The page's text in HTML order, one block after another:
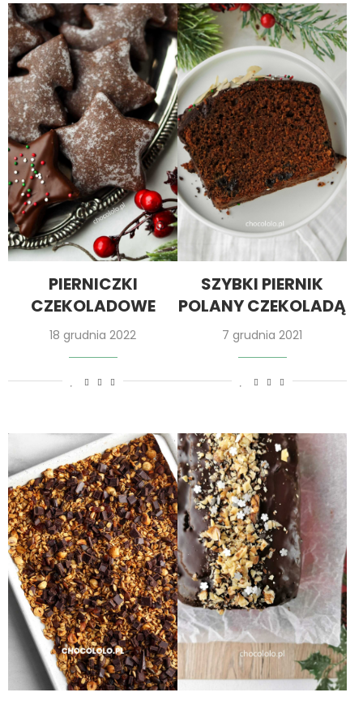
PIERNICZKI
CZEKOLADOWE
18 grudnia 2022
SZYBKI PIERNIK
POLANY CZEKOLADĄ
7 grudnia 2021